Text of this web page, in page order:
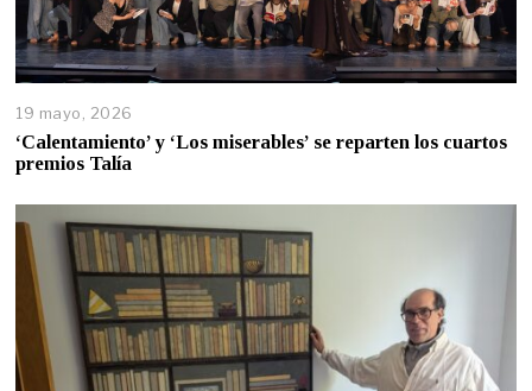
19 mayo, 2026
‘Calentamiento’ y ‘Los miserables’ se reparten los cuartos
premios Talía